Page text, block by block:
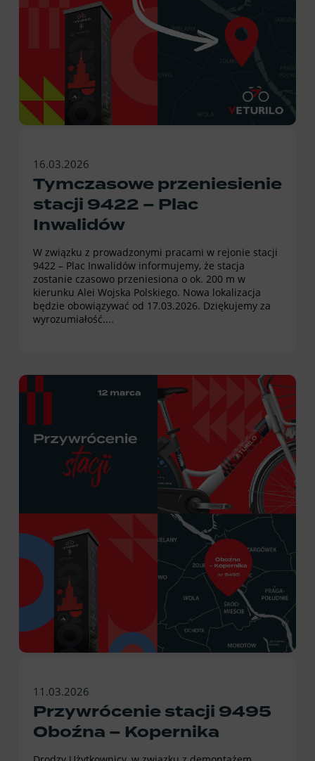
16.03.2026
Tymczasowe przeniesienie
stacji 9422 – Plac
Inwalidów
W związku z prowadzonymi pracami w rejonie stacji
9422 – Plac Inwalidów informujemy, że stacja
zostanie czasowo przeniesiona o ok. 200 m w
kierunku Alei Wojska Polskiego. Nowa lokalizacja
będzie obowiązywać od 17.03.2026. Dziękujemy za
wyrozumiałość....
11.03.2026
Przywrócenie stacji 9495
Oboźna – Kopernika